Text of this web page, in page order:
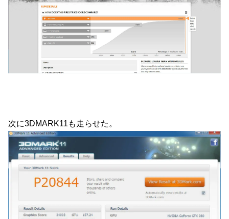
次に3DMARK11も走らせた。